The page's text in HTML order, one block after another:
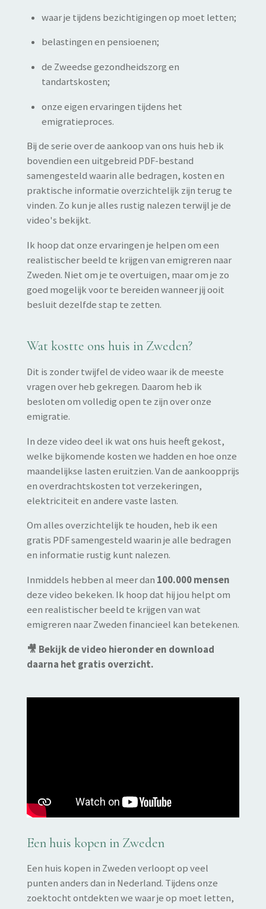
waar je tijdens bezichtigingen op moet letten;
belastingen en pensioenen;
de Zweedse gezondheidszorg en
tandartskosten;
onze eigen ervaringen tijdens het
emigratieproces.
Bij de serie over de aankoop van ons huis heb ik
bovendien een uitgebreid PDF-bestand
samengesteld waarin alle bedragen, kosten en
praktische informatie overzichtelijk zijn terug te
vinden. Zo kun je alles rustig nalezen terwijl je de
video's bekijkt.
Ik hoop dat onze ervaringen je helpen om een
realistischer beeld te krijgen van emigreren naar
Zweden. Niet om je te overtuigen, maar om je zo
goed mogelijk voor te bereiden wanneer jij ooit
besluit dezelfde stap te zetten.
Wat kostte ons huis in Zweden?
Dit is zonder twijfel de video waar ik de meeste
vragen over heb gekregen. Daarom heb ik
besloten om volledig open te zijn over onze
emigratie.
In deze video deel ik wat ons huis heeft gekost,
welke bijkomende kosten we hadden en hoe onze
maandelijkse lasten eruitzien. Van de aankoopprijs
en overdrachtskosten tot verzekeringen,
elektriciteit en andere vaste lasten.
Om alles overzichtelijk te houden, heb ik een
gratis PDF samengesteld waarin je alle bedragen
en informatie rustig kunt nalezen.
Inmiddels hebben al meer dan 100.000 mensen
deze video bekeken. Ik hoop dat hij jou helpt om
een realistischer beeld te krijgen van wat
emigreren naar Zweden financieel kan betekenen.
🎥 Bekijk de video hieronder en download
daarna het gratis overzicht.
Een huis kopen in Zweden
Een huis kopen in Zweden verloopt op veel
punten anders dan in Nederland. Tijdens onze
zoektocht ontdekten we waar je op moet letten,